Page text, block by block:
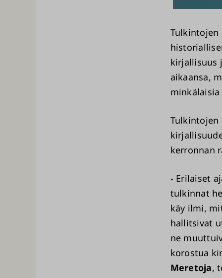
Tulkintojen
kirjallisuus
aikaansa,
Tulkintojen
kerronnan
- Erilaiset
tulkinnat
käy ilmi,
hallitsivat
ne
korostua
Meretoja,